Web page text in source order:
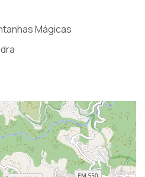
Mágicas